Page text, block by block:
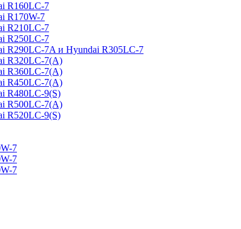
R160LC-7
R170W-7
R210LC-7
R250LC-7
R290LC-7A и Hyundai R305LC-7
R320LC-7(A)
R360LC-7(A)
R450LC-7(A)
R480LC-9(S)
R500LC-7(A)
R520LC-9(S)
7
7
7